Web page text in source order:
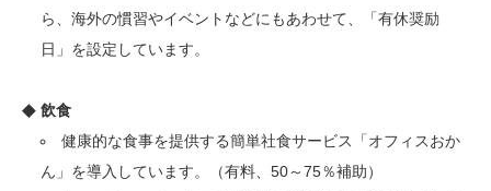
ら、海外の慣習やイベントなどにもあわせて、「有休奨励
日」を設定しています。
飲食
健康的な食事を提供する簡単社食サービス「オフィスおか
ん」を導入しています。（有料、50～75％補助）